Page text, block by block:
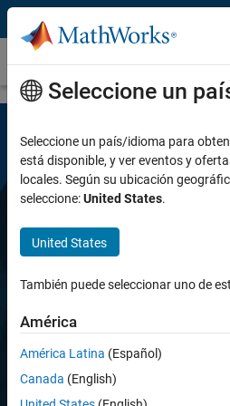
Saltar al contenido
Audio Toolbox
Diseñe y analice
de audio, habla
Seleccione un
Seleccione un país/idioma para
está disponible, y ver eventos y
locales. Según su ubicación
seleccione:United States.
United States
También puede seleccionar uno de
América
América Latina (Español)
Canada (English)